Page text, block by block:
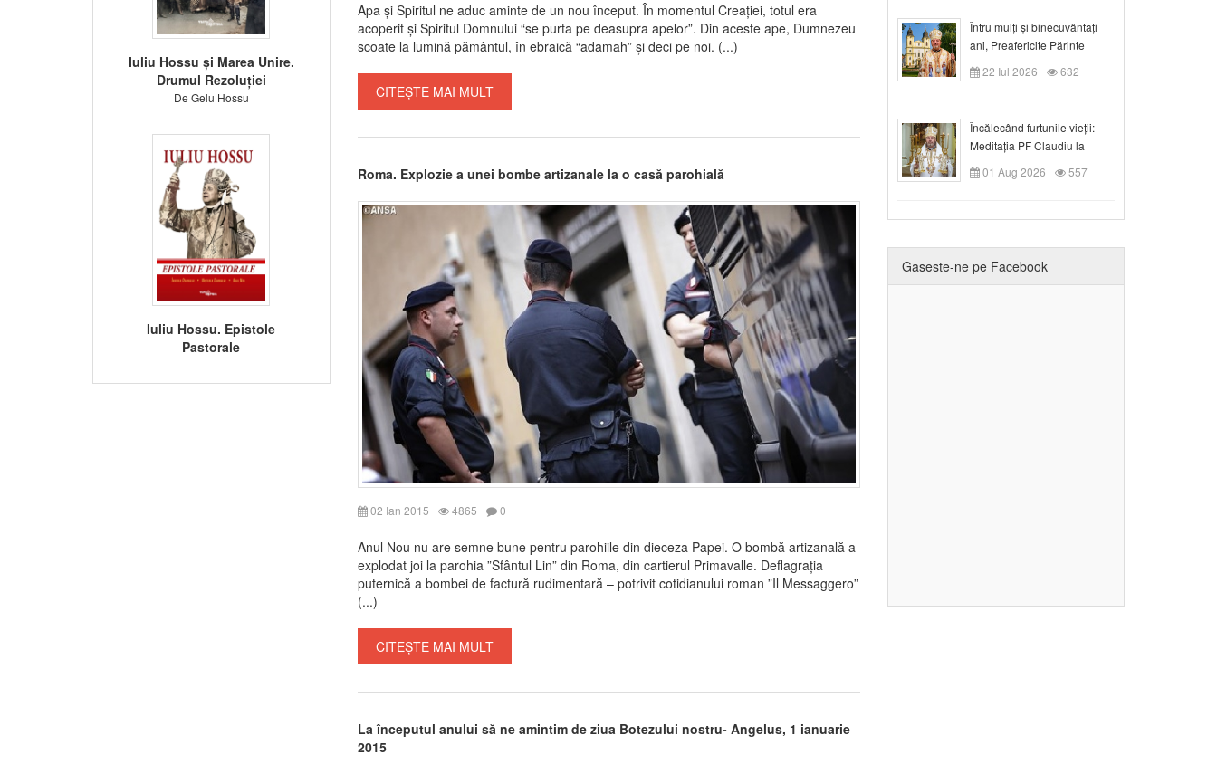
Iuliu Hossu și Marea Unire.
Drumul Rezoluției
De Gelu Hossu
Iuliu Hossu. Epistole
Pastorale
Apa și Spiritul ne aduc aminte de un nou început. În momentul Creației, totul era
acoperit și Spiritul Domnului “se purta pe deasupra apelor”. Din aceste ape, Dumnezeu
scoate la lumină pământul, în ebraică “adamah” și deci pe noi. (...)
CITEȘTE MAI MULT
Roma. Explozie a unei bombe artizanale la o casă parohială
02 Ian 2015 4865 0
Anul Nou nu are semne bune pentru parohiile din dieceza Papei. O bombă artizanală a
explodat joi la parohia ”Sfântul Lin” din Roma, din cartierul Primavalle. Deflagrația
puternică a bombei de factură rudimentară – potrivit cotidianului roman ”Il Messaggero”
(...)
CITEȘTE MAI MULT
La începutul anului să ne amintim de ziua Botezului nostru- Angelus, 1 ianuarie
2015
Întru mulți și binecuvântați
ani, Preafericite Părinte
Claudiu!
22 Iul 2026 632
Încălecând furtunile vieții:
Meditația PF Claudiu la
Duminica a IX-a după Rusalii
01 Aug 2026 557
Gaseste-ne pe Facebook